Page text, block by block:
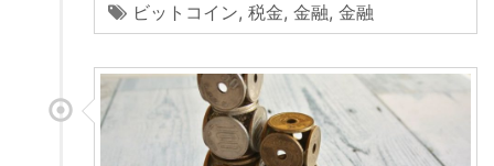
ビットコイン, 税金, 金融, 金融